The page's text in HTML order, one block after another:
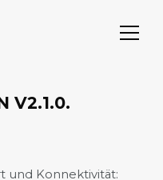
V2.1.0.
und Konnektivität: